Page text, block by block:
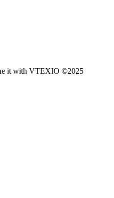
it with VTEXIO ©2025